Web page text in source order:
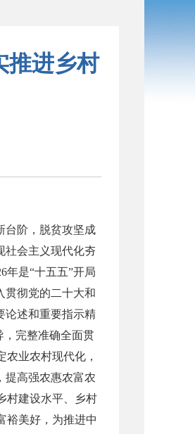
推进乡村
台阶，脱贫攻坚成
社会主义现代化夯
年是“十五五”开局
贯彻党的二十大和
论述和重要指示精
，完整准确全面贯
业农村现代化，
提高强农惠农富农
村建设水平、乡村
裕美好，为推进中